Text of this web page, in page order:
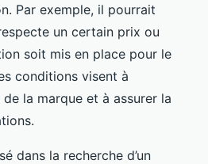
Par exemple, il pourrait
un certain prix ou
soit mis en place pour le
conditions visent à
de la marque et à assurer la
dans la recherche d’un